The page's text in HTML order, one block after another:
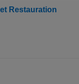
Restauration